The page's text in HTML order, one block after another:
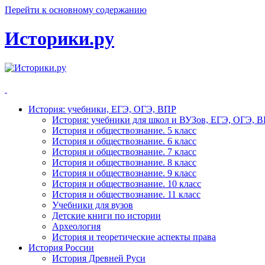
Перейти к основному содержанию
Историки.ру
История: учебники, ЕГЭ, ОГЭ, ВПР
История: учебники для школ и ВУЗов, ЕГЭ, ОГЭ,
История и обществознание. 5 класс
История и обществознание. 6 класс
История и обществознание. 7 класс
История и обществознание. 8 класс
История и обществознание. 9 класс
История и обществознание. 10 класс
История и обществознание. 11 класс
Учебники для вузов
Детские книги по истории
Археология
История и теоретические аспекты права
История России
История Древней Руси